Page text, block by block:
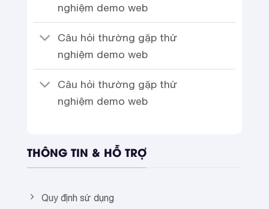
THÔNG TIN & HỖ TRỢ
Quy định sử dụng
nghiệm demo web
Câu hỏi thường gặp thử
nghiệm demo web
Câu hỏi thường gặp thử
nghiệm demo web